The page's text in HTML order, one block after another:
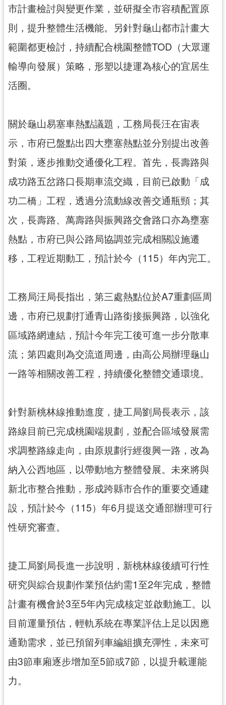
策
網
站
全
政
策
府
網
站
資
料
開
放
告
市計畫檢討與變更作業，並研擬全市容積配置原
則，提升整體生活機能。另針對龜山都市計畫大
範圍都更檢討，持續配合桃園整體TOD（大眾運
輸導向發展）策略，形塑以捷運為核心的宜居生
活圈。
關於龜山易塞車熱點議題，工務局長汪在宙表
示，市府已盤點出四大壅塞熱點並分別提出改善
對策，逐步推動交通優化工程。首先，長壽路與
成功路五岔路口長期車流交織，目前已啟動「成
功二橋」工程，透過分流動線改善交通瓶頸；其
次，長壽路、萬壽路與振興路交會路口亦為壅塞
熱點，市府已與公路局協調並完成相關設施遷
移，工程近期動工，預計於今（115）年內完工。
工務局汪局長指出，第三處熱點位於A7重劃區周
邊，市府已規劃打通青山路銜接振興路，以強化
區域路網連結，預計今年完工後可進一步分散車
流；第四處則為交流道周邊，由高公局辦理龜山
一路等相關改善工程，持續優化整體交通環境。
針對新桃林線推動進度，捷工局劉局長表示，該
路線目前已完成桃園端規劃，並配合區域發展需
求調整路線走向，由原規劃行經復興一路，改為
納入公西地區，以帶動地方整體發展。未來將與
新北市整合推動，形成跨縣市合作的重要交通建
設，預計於今（115）年6月提送交通部辦理可行
性研究審查。
捷工局劉局長進一步說明，新桃林線後續可行性
研究與綜合規劃作業預估約需1至2年完成，整體
計畫有機會於3至5年內完成核定並啟動施工。以
目前運量預估，輕軌系統在專業評估上足以因應
通勤需求，並已預留列車編組擴充彈性，未來可
由3節車廂逐步增加至5節或7節，以提升載運能
力。